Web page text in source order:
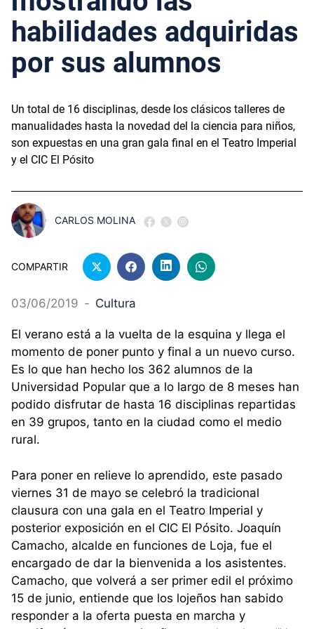
habilidades adquiridas
por sus alumnos
Un total de 16 disciplinas, desde los clásicos talleres de
manualidades hasta la novedad del la ciencia para niños,
son expuestas en una gran gala final en el Teatro Imperial
y el CIC El Pósito
CARLOS MOLINA
COMPARTIR
03/06/2019 - Cultura
El verano está a la vuelta de la esquina y llega el
momento de poner punto y final a un nuevo curso.
Es lo que han hecho los 362 alumnos de la
Universidad Popular que a lo largo de 8 meses han
podido disfrutar de hasta 16 disciplinas repartidas
en 39 grupos, tanto en la ciudad como el medio
rural.
Para poner en relieve lo aprendido, este pasado
viernes 31 de mayo se celebró la tradicional
clausura con una gala en el Teatro Imperial y
posterior exposición en el CIC El Pósito. Joaquín
Camacho, alcalde en funciones de Loja, fue el
encargado de dar la bienvenida a los asistentes.
Camacho, que volverá a ser primer edil el próximo
15 de junio, entiende que los lojeños han sabido
responder a la oferta puesta en marcha y